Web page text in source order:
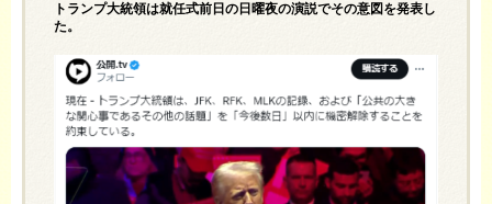
トランプ大統領は就任式前日の日曜夜の演説でその意図を発表し
た。